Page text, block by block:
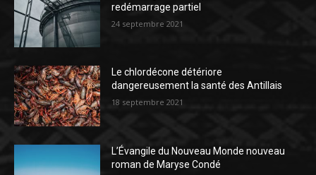
redémarrage partiel
24 septembre 2021
Le chlordécone détériore
dangereusement la santé des Antillais
18 septembre 2021
L’Évangile du Nouveau Monde nouveau
roman de Maryse Condé